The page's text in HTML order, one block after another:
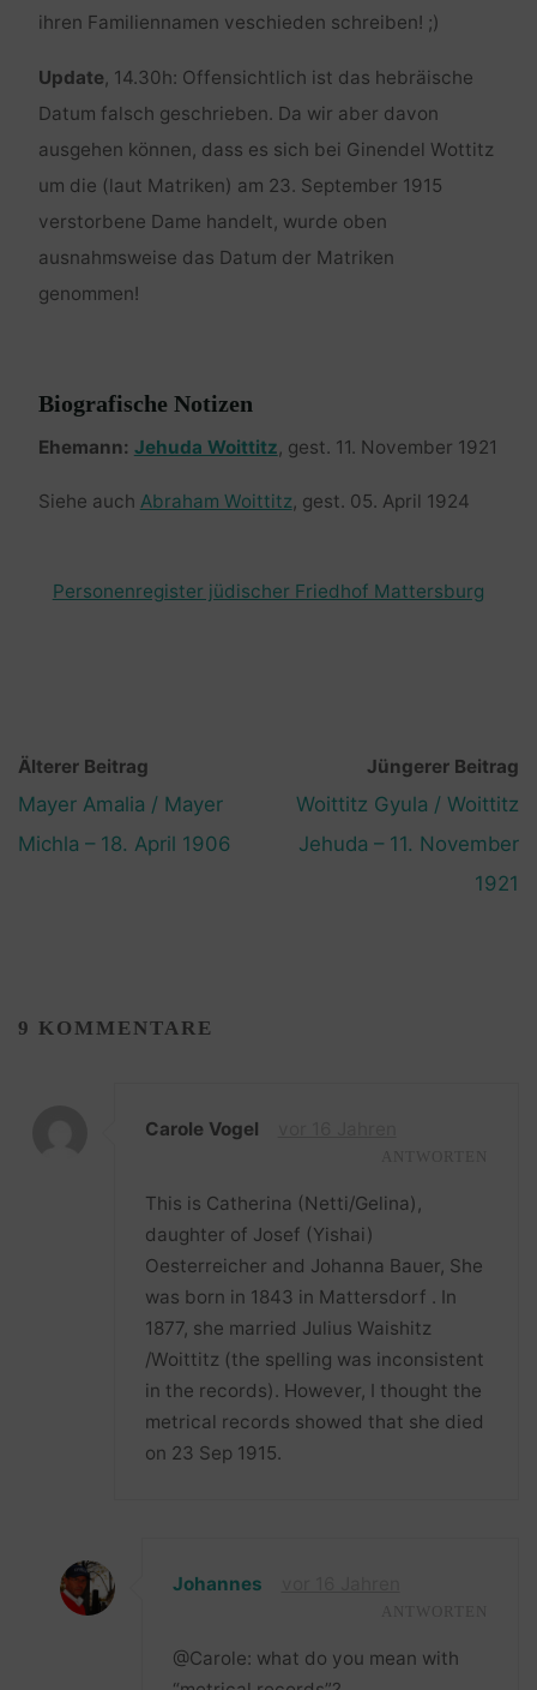
ihren Familiennamen veschieden schreiben! ;)
Update, 14.30h: Offensichtlich ist das hebräische
Datum falsch geschrieben. Da wir aber davon
ausgehen können, dass es sich bei Ginendel Wottitz
um die (laut Matriken) am 23. September 1915
verstorbene Dame handelt, wurde oben
ausnahmsweise das Datum der Matriken
genommen!
Biografische Notizen
Ehemann: Jehuda Woittitz, gest. 11. November 1921
Siehe auch Abraham Woittitz, gest. 05. April 1924
Personenregister jüdischer Friedhof Mattersburg
Älterer Beitrag
Mayer Amalia / Mayer
Michla – 18. April 1906
Jüngerer Beitrag
Woittitz Gyula / Woittitz
Jehuda – 11. November
1921
9 KOMMENTARE
Carole Vogel
This is Catherina (Netti/Gelina),
daughter of Josef (Yishai)
Oesterreicher and Johanna Bauer, She
was born in 1843 in Mattersdorf . In
1877, she married Julius Waishitz
/Woittitz (the spelling was inconsistent
in the records). However, I thought the
metrical records showed that she died
on 23 Sep 1915.
Johannes
@Carole: what do you mean with